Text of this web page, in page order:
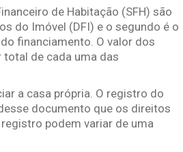
de Habitação (SFH) são
do Imóvel (DFI) e o segundo é o
financiamento. O valor dos
total de cada uma das
a casa própria. O registro do
documento que os direitos
podem variar de uma